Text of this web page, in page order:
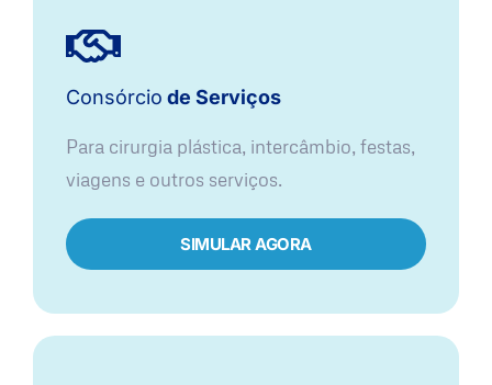
Consórcio de Serviços
Para cirurgia plástica, intercâmbio, festas,
viagens e outros serviços.
SIMULAR AGORA